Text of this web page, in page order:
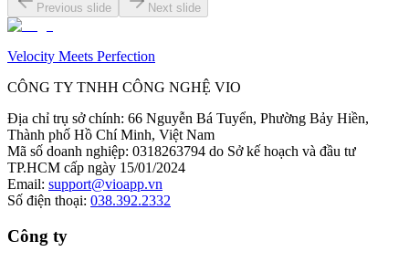
Previous slide Next slide
Velocity Meets Perfection
CÔNG TY TNHH CÔNG NGHỆ VIO
Địa chỉ trụ sở chính: 66 Nguyễn Bá Tuyển, Phường Bảy Hiền,
Thành phố Hồ Chí Minh, Việt Nam
Mã số doanh nghiệp: 0318263794 do Sở kế hoạch và đầu tư
TP.HCM cấp ngày 15/01/2024
Email: support@vioapp.vn
Số điện thoại: 038.392.2332
Công ty